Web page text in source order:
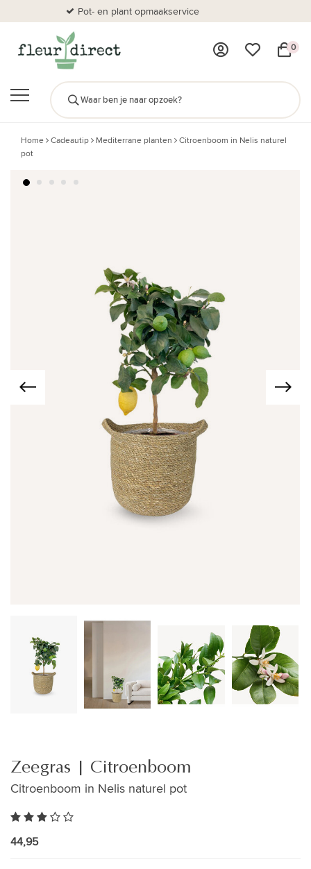
Pot- en plant opmaakservice
0
Home Cadeautip Mediterrane planten
Citroenboom in Nelis naturel
pot
Zeegras | Citroenboom
Citroenboom in Nelis naturel pot
44,95